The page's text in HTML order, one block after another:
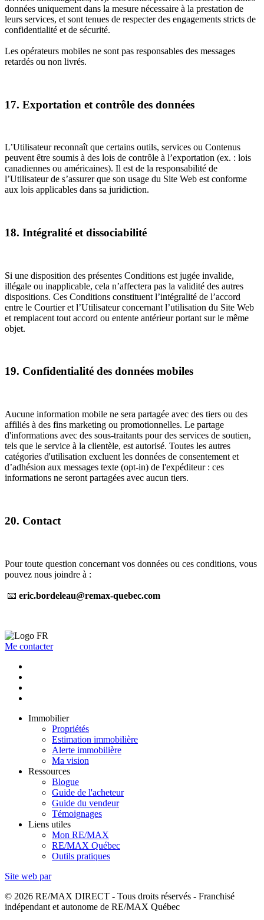
données uniquement dans la mesure nécessaire à la prestation de
leurs services, et sont tenues de respecter des engagements stricts de
confidentialité et de sécurité.
Les opérateurs mobiles ne sont pas responsables des messages
retardés ou non livrés.
17. Exportation et contrôle des données
L’Utilisateur reconnaît que certains outils, services ou Contenus
peuvent être soumis à des lois de contrôle à l’exportation (ex. : lois
canadiennes ou américaines). Il est de la responsabilité de
l’Utilisateur de s’assurer que son usage du Site Web est conforme
aux lois applicables dans sa juridiction.
18. Intégralité et dissociabilité
Si une disposition des présentes Conditions est jugée invalide,
illégale ou inapplicable, cela n’affectera pas la validité des autres
dispositions. Ces Conditions constituent l’intégralité de l’accord
entre le Courtier et l’Utilisateur concernant l’utilisation du Site Web
et remplacent tout accord ou entente antérieur portant sur le même
objet.
19. Confidentialité des données mobiles
Aucune information mobile ne sera partagée avec des tiers ou des
affiliés à des fins marketing ou promotionnelles. Le partage
d'informations avec des sous-traitants pour des services de soutien,
tels que le service à la clientèle, est autorisé. Toutes les autres
catégories d'utilisation excluent les données de consentement et
d’adhésion aux messages texte (opt-in) de l'expéditeur : ces
informations ne seront partagées avec aucun tiers.
20. Contact
Pour toute question concernant vos données ou ces conditions, vous
pouvez nous joindre à :
📧 eric.bordeleau@remax-quebec.com
Me contacter
Immobilier
Propriétés
Estimation immobilière
Alerte immobilière
Ma vision
Ressources
Blogue
Guide de l'acheteur
Guide du vendeur
Témoignages
Liens utiles
Mon RE/MAX
RE/MAX Québec
Outils pratiques
Site web par
© 2026 RE/MAX DIRECT - Tous droits réservés - Franchisé
indépendant et autonome de RE/MAX Québec